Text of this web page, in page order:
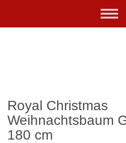
Toggle
Royal Christmas
Weihnachtsbaum
180 cm